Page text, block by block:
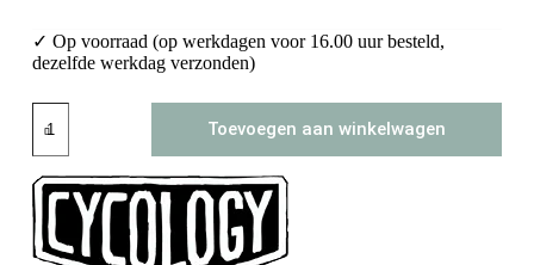
✓ Op voorraad (op werkdagen voor 16.00 uur besteld,
dezelfde werkdag verzonden)
Stuurlint
Cycology
Graffiti
white
aantal
Toevoegen aan winkelwagen